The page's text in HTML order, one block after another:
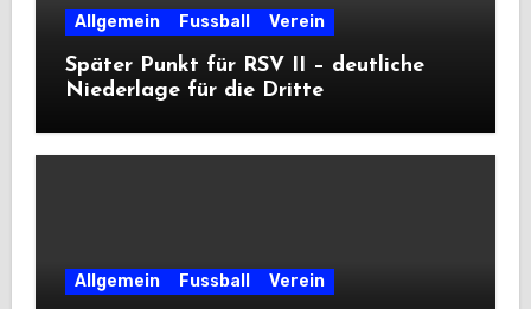
Allgemein Fussball Verein
Später Punkt für RSV II – deutliche
Niederlage für die Dritte
Allgemein Fussball Verein